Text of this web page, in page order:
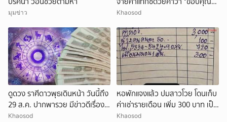
มุมข่าว
คนขับอึ้ง แห่วิจารณ์
Khaosod
ดูดวง ราศีดาวพุธเดินหน้า วันนี้ถึง
29 ส.ค. ปากพารวย มีข่าวดีเรื่อง
เงิน-ค้าขาย
Khaosod
หอพักแจงแล้ว ปมสาวโวย โดนเก็บ
ค่าเช่ารายเดือน เพิ่ม 300 บาท เป็น
ค่าพาเพื่อนมานอน 1 คืน
Khaosod